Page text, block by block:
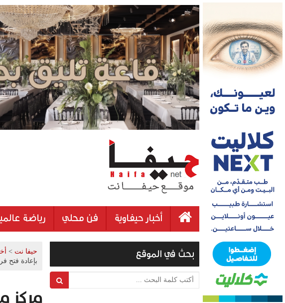
أخبار حيفاوية فن محلي رياضة
حيفا نت >
بإعادة فتح
بحث في الموقع
أكتب كلمة البحث ...